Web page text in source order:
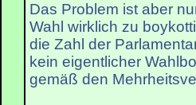
Das Problem ist aber
Wahl wirklich zu
die Zahl der
kein eigentlicher
gemäß den